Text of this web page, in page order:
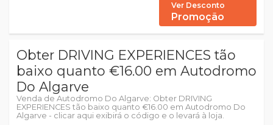
Ver Desconto
Promoção
Obter DRIVING EXPERIENCES tão
baixo quanto €16.00 em Autodromo
Do Algarve
Venda de Autodromo Do Algarve: Obter DRIVING
EXPERIENCES tão baixo quanto €16.00 em Autodromo Do
Algarve - clicar aqui exibirá o código e o levará à loja.